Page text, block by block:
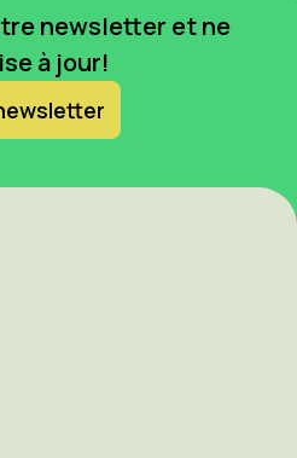
newsletter et ne
à jour!